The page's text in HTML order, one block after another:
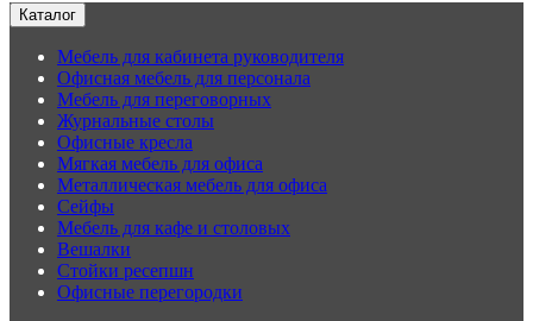
Каталог
Мебель для кабинета руководителя
Офисная мебель для персонала
Мебель для переговорных
Журнальные столы
Офисные кресла
Мягкая мебель для офиса
Металлическая мебель для офиса
Сейфы
Мебель для кафе и столовых
Вешалки
Стойки ресепшн
Офисные перегородки